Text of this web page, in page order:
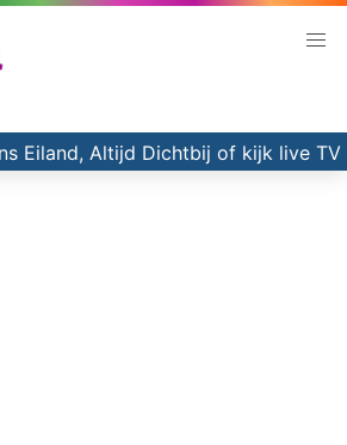
Eiland, Altijd Dichtbij of kijk live TV